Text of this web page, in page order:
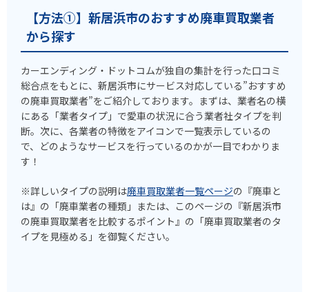
【方法①】新居浜市のおすすめ廃車買取業者
から探す
カーエンディング・ドットコムが独自の集計を行った口コミ
総合点をもとに、新居浜市にサービス対応している”おすすめ
の廃車買取業者”をご紹介しております。まずは、業者名の横
にある「業者タイプ」で愛車の状況に合う業者社タイプを判
断。次に、各業者の特徴をアイコンで一覧表示しているの
で、どのようなサービスを行っているのかが一目でわかりま
す！
※詳しいタイプの説明は廃車買取業者一覧ページの『廃車と
は』の「廃車業者の種類」または、このページの『新居浜市
の廃車買取業者を比較するポイント』の「廃車買取業者のタ
イプを見極める」を御覧ください。